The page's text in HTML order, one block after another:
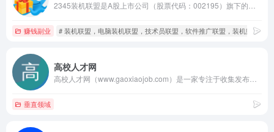
赚钱副业 # 装机联盟，电脑装机联盟，技术员联盟，软件推广联盟，装机赚积分
高校人才网
垂直领域